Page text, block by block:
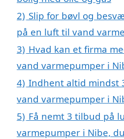
2) Slip for bøvl og
på en luft til vand
3) Hvad kan et firma
vand varmepumper i
4) Indhent altid mindst
vand varmepumper i
5) Få nemt 3 tilbud på
varmepumper i Nibe,